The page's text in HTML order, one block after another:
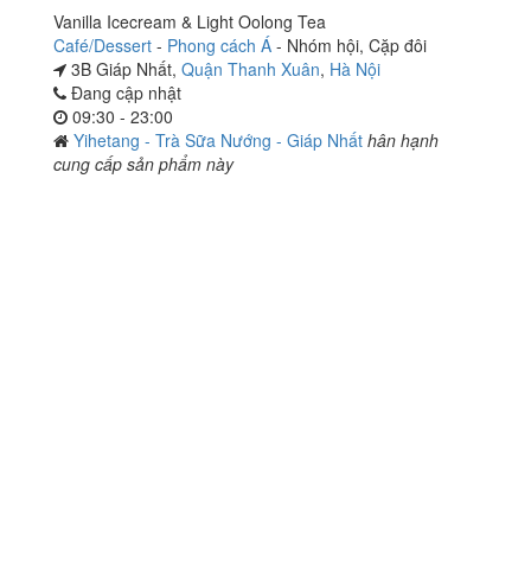
Vanilla Icecream & Light Oolong Tea
Café/Dessert - Phong cách Á - Nhóm hội, Cặp đôi
3B Giáp Nhất, Quận Thanh Xuân, Hà Nội
Đang cập nhật
09:30 - 23:00
Yihetang - Trà Sữa Nướng - Giáp Nhất hân hạnh
cung cấp sản phẩm này